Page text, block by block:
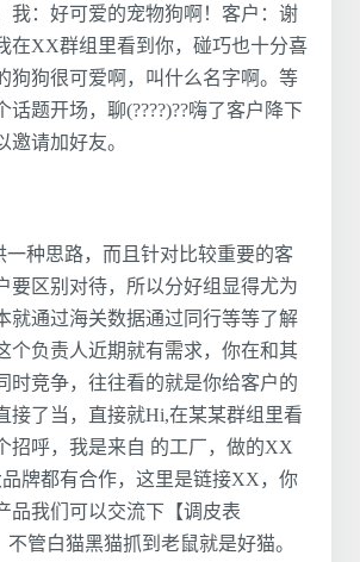
我：好可爱的宠物狗啊！客户：谢
在XX群组里看到你，碰巧也十分喜
狗狗很可爱啊，叫什么名字啊。等
话题开场，聊(????)??嗨了客户降下
邀请加好友。
一种思路，而且针对比较重要的客
要区别对待，所以分好组显得尤为
就通过海关数据通过同行等等了解
个负责人近期就有需求，你在和其
时竞争，往往看的就是你给客户的
接了当，直接就Hi,在某某群组里看
招呼，我是来自 的工厂，做的XX
牌都有合作，这里是链接XX，你
品我们可以交流下【调皮表
不管白猫黑猫抓到老鼠就是好猫。